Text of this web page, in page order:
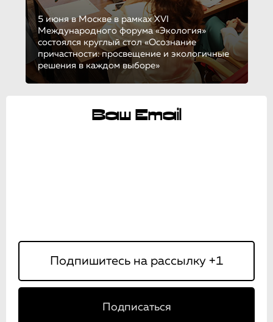
5 июня в Москве в рамках XVI
Международного форума «Экология»
состоялся круглый стол «Осознание
причастности: просвещение и экологичные
решения в каждом выборе»
Ваш Email
Подписаться